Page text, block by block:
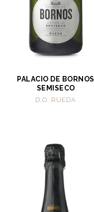
PALACIO DE BORNOS
SEMISECO
D.O. RUEDA